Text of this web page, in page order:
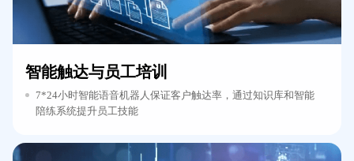
智能触达与员工培训
7*24小时智能语音机器人保证客户触达率，通过知识库和智能
陪练系统提升员工技能